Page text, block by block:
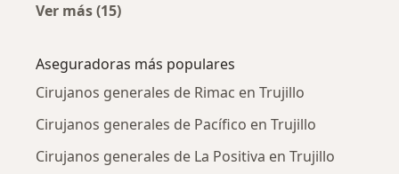
Ver más (15)
Aseguradoras más populares
Cirujanos generales de Rimac en Trujillo
Cirujanos generales de Pacífico en Trujillo
Cirujanos generales de La Positiva en Trujillo